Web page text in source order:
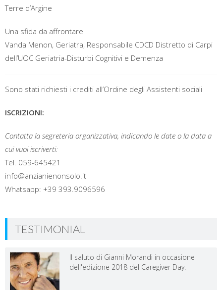
Terre d’Argine
Una sfida da affrontare
Vanda Menon, Geriatra, Responsabile CDCD Distretto di Carpi
dell’UOC Geriatria-Disturbi Cognitivi e Demenza
Sono stati richiesti i crediti all’Ordine degli Assistenti sociali
ISCRIZIONI:
Contatta la segreteria organizzativa, indicando le date o la data a
cui vuoi iscriverti:
Tel. 059-645421
info@anzianienonsolo.it
Whatsapp: +39 393.9096596
TESTIMONIAL
Il saluto di Gianni Morandi in occasione
dell'edizione 2018 del Caregiver Day.